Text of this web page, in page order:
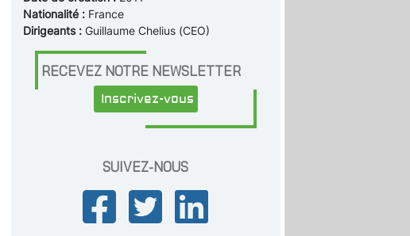
Nationalité : France
Dirigeants : Guillaume Chelius (CEO)
RECEVEZ NOTRE NEWSLETTER
Inscrivez-vous
SUIVEZ-NOUS